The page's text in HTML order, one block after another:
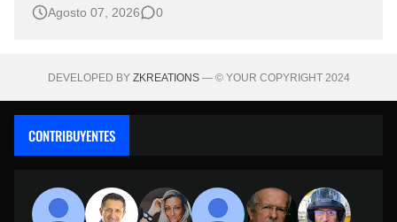
eventos benéficos más importantes de Brasil. En medio del
Agosto 07, 2026 0
DEVELOPED BY ZKREATIONS— © YOUR COPYRIGHT 2024
CONTRIBUYENTES